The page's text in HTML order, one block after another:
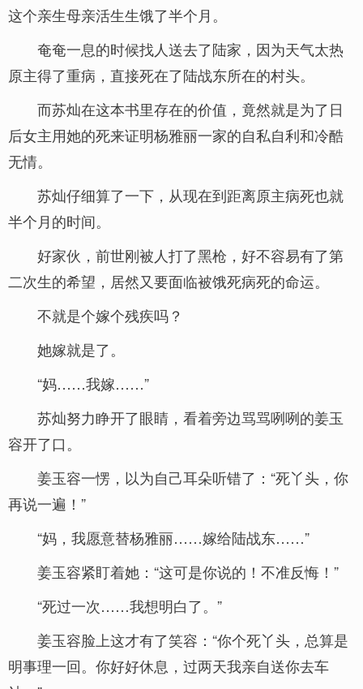
这个亲生母亲活生生饿了半个月。
奄奄一息的时候找人送去了陆家，因为天气太热
原主得了重病，直接死在了陆战东所在的村头。
而苏灿在这本书里存在的价值，竟然就是为了日
后女主用她的死来证明杨雅丽一家的自私自利和冷酷
无情。
苏灿仔细算了一下，从现在到距离原主病死也就
半个月的时间。
好家伙，前世刚被人打了黑枪，好不容易有了第
二次生的希望，居然又要面临被饿死病死的命运。
不就是个嫁个残疾吗？
她嫁就是了。
“妈……我嫁……”
苏灿努力睁开了眼睛，看着旁边骂骂咧咧的姜玉
容开了口。
姜玉容一愣，以为自己耳朵听错了：“死丫头，你
再说一遍！”
“妈，我愿意替杨雅丽……嫁给陆战东……”
姜玉容紧盯着她：“这可是你说的！不准反悔！”
“死过一次……我想明白了。”
姜玉容脸上这才有了笑容：“你个死丫头，总算是
明事理一回。你好好休息，过两天我亲自送你去车